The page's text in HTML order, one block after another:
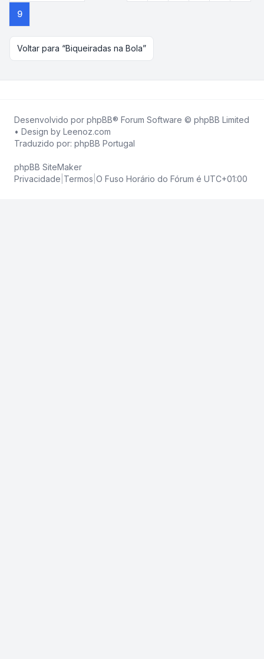
9
Voltar para “Biqueiradas na Bola”
Desenvolvido por phpBB® Forum Software © phpBB Limited
• Design by Leenoz.com
Traduzido por: phpBB Portugal
phpBB SiteMaker
Privacidade Termos O Fuso Horário do Fórum é UTC+01:00